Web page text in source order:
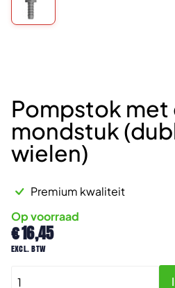
Pompstok met
mondstuk
wielen)
€16,45
excl. btw
Premium kwaliteit
Op voorraad